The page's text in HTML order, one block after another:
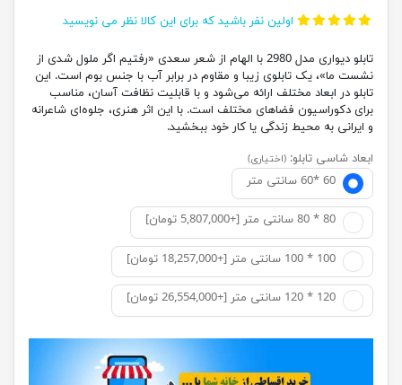
اولین نفر باشید که برای این کالا نظر می نویسید
تابلو دیواری مدل 2980 با الهام از شعر سعدی «رفتیم اگر ملول شدی از
نشست ما»، یک تابلوی زیبا و مقاوم در برابر آب با جنس بوم است. این
تابلو در ابعاد مختلف ارائه می‌شود و با قابلیت نظافت آسان، مناسب
برای دکوراسیون فضاهای مختلف است. با این اثر هنری، جلوه‌ای شاعرانه
و ایرانی به محیط زندگی یا کار خود ببخشید.
ابعاد شاسی تابلو: (اختیاری)
60 *60 سانتی متر
80 * 80 سانتی متر [+5,807,000 تومان]
100 * 100 سانتی متر [+18,257,000 تومان]
120 * 120 سانتی متر [+26,554,000 تومان]